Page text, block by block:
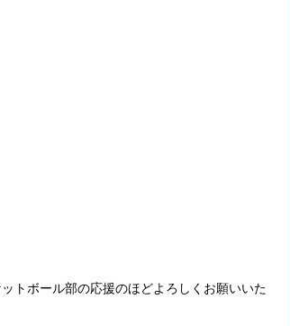
トボール部の応援のほどよろしくお願いいた